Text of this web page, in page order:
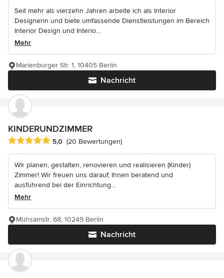
Seit mehr als vierzehn Jahren arbeite ich als Interior
Designerin und biete umfassende Dienstleistungen im Bereich
Interior Design und Interio...
Mehr
Nachricht
Marienburger Str. 1, 10405 Berlin
KINDERUNDZIMMER
Durchschnittliche Bewertung: 5 von 5 Sternen
5,0 (20 Bewertungen)
Wir planen, gestalten, renovieren und realisieren (Kinder)
Zimmer! Wir freuen uns darauf, Ihnen beratend und
ausführend bei der Einrichtung...
Mehr
Nachricht
Mühsamstr. 68, 10249 Berlin